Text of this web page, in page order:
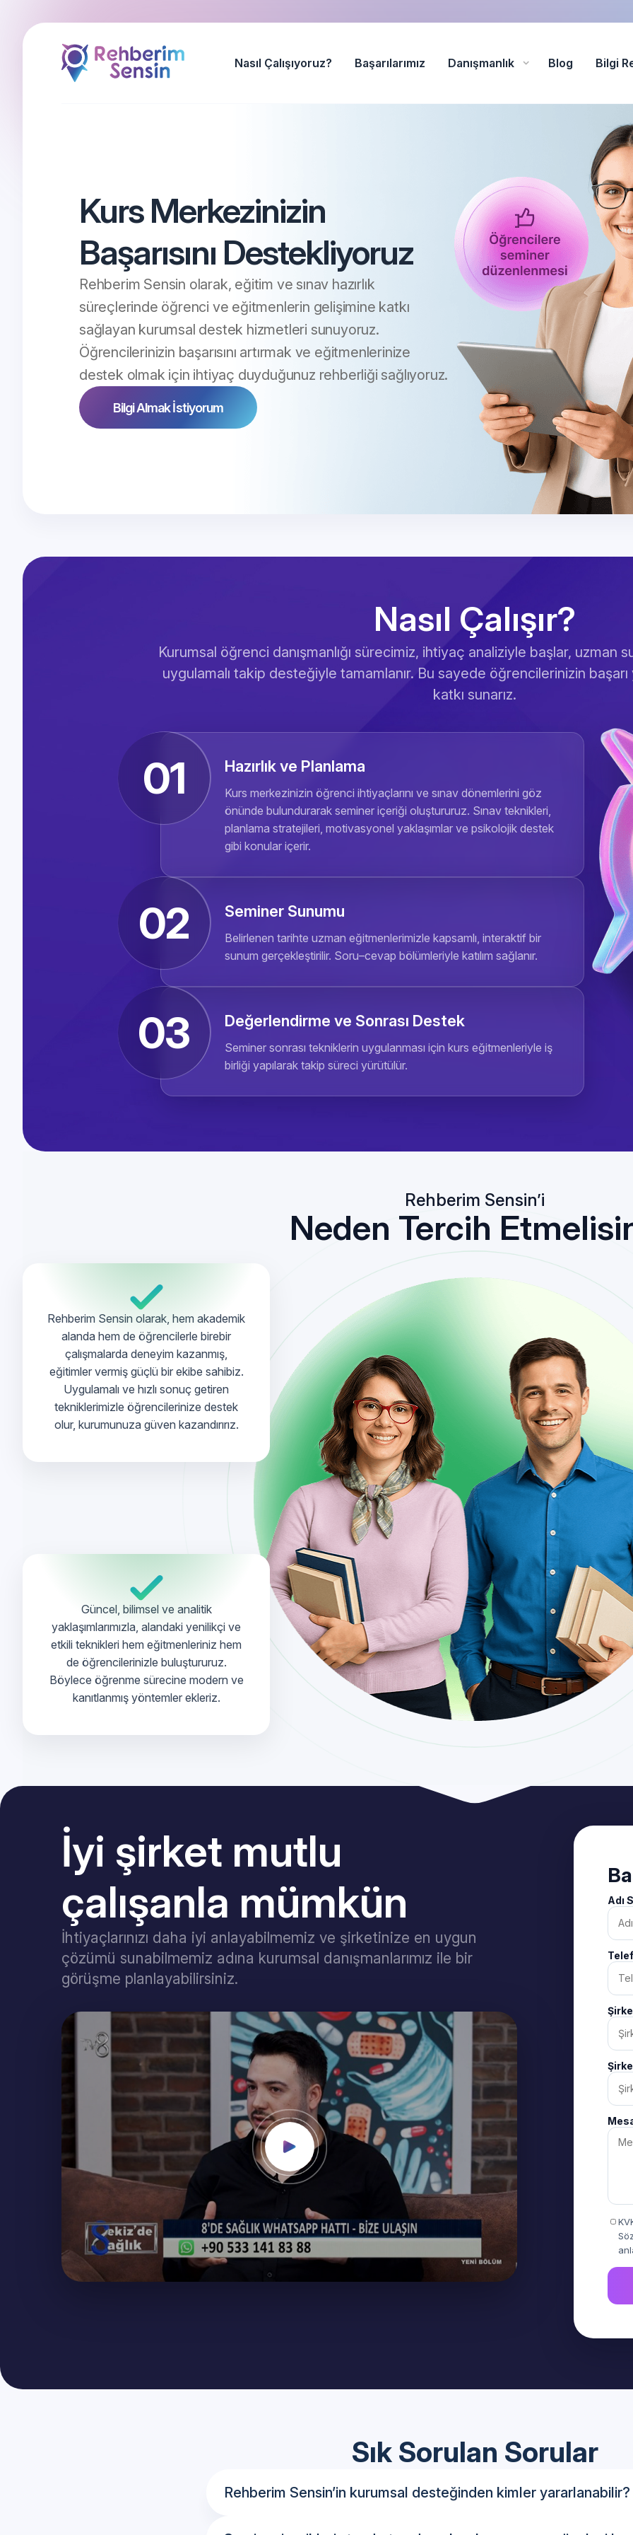
Nasıl Çalışıyoruz? Başarılarımız Danışmanlık Blog Bilgi
Kurs Merkezinizin
Başarısını Destekliyoruz
Rehberim Sensin olarak, eğitim ve sınav hazırlık
süreçlerinde öğrenci ve eğitmenlerin gelişimine katkı
sağlayan kurumsal destek hizmetleri sunuyoruz.
Öğrencilerinizin başarısını artırmak ve eğitmenlerinize
destek olmak için ihtiyaç duyduğunuz rehberliği sağlıyoruz.
Bilgi Almak İstiyorum
Nasıl Çalışır?
Kurumsal öğrenci danışmanlığı sürecimiz, ihtiyaç analiziyle başlar, uzman
uygulamalı takip desteğiyle tamamlanır. Bu sayede öğrencilerinizin
katkı sunarız.
01 Hazırlık ve Planlama
Kurs merkezinizin öğrenci ihtiyaçlarını ve sınav dönemlerini göz
önünde bulundurarak seminer içeriği oluştururuz. Sınav teknikleri,
planlama stratejileri, motivasyonel yaklaşımlar ve psikolojik destek
gibi konular içerir.
02 Seminer Sunumu
Belirlenen tarihte uzman eğitmenlerimizle kapsamlı, interaktif bir
sunum gerçekleştirilir. Soru–cevap bölümleriyle katılım sağlanır.
03 Değerlendirme ve Sonrası Destek
Seminer sonrası tekniklerin uygulanması için kurs eğitmenleriyle iş
birliği yapılarak takip süreci yürütülür.
Rehberim Sensin’i
Neden Tercih
Rehberim Sensin olarak, hem akademik
alanda hem de öğrencilerle birebir
çalışmalarda deneyim kazanmış,
eğitimler vermiş güçlü bir ekibe sahibiz.
Uygulamalı ve hızlı sonuç getiren
tekniklerimizle öğrencilerinize destek
olur, kurumunuza güven kazandırırız.
Güncel, bilimsel ve analitik
yaklaşımlarımızla, alandaki yenilikçi ve
etkili teknikleri hem eğitmenleriniz hem
de öğrencilerinizle buluştururuz.
Böylece öğrenme sürecine modern ve
kanıtlanmış yöntemler ekleriz.
İyi şirket mutlu
çalışanla mümkün
İhtiyaçlarınızı daha iyi anlayabilmemiz ve şirketinize en uygun
çözümü sunabilmemiz adına kurumsal danışmanlarımız ile bir
görüşme planlayabilirsiniz.
Adı
Sık Sorulan Sorular
Rehberim Sensin’in kurumsal desteğinden kimler yararlanabilir?